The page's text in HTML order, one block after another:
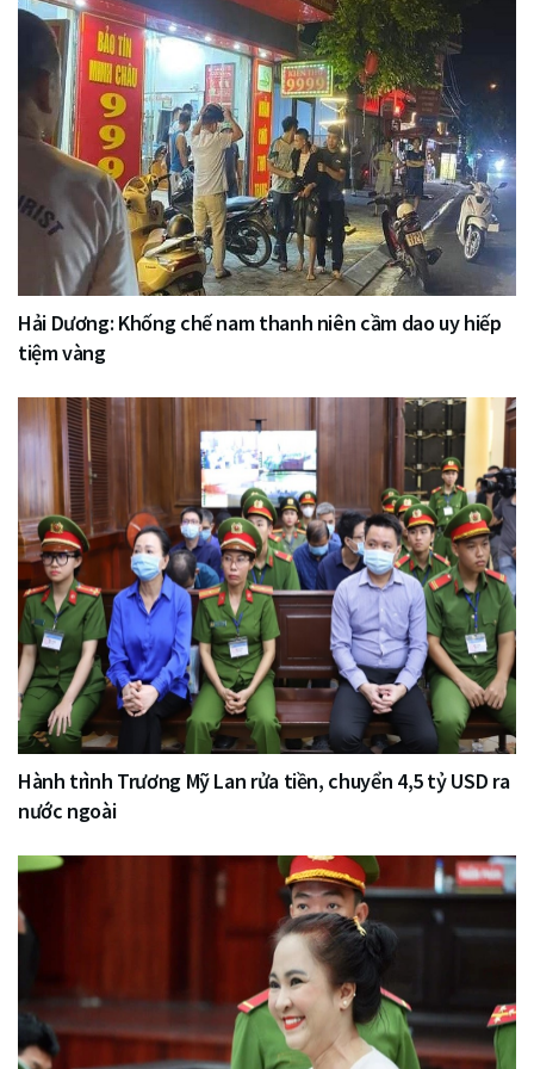
Hải Dương: Khống chế nam thanh niên cầm dao uy hiếp
tiệm vàng
Hành trình Trương Mỹ Lan rửa tiền, chuyển 4,5 tỷ USD ra
nước ngoài